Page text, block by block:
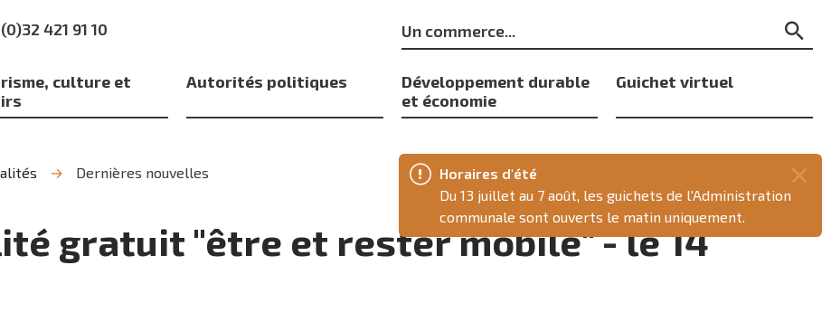
Horaires d'été
Du 13 juillet au 7 août, les guichets de l'Administration
communale sont ouverts le matin uniquement.
421 91 10
Mots
clés
culture et
Autorités politiques
Développement durable
et économie
Guichet virtuel
Dernières nouvelles
gratuit "être et rester mobile" - le 14